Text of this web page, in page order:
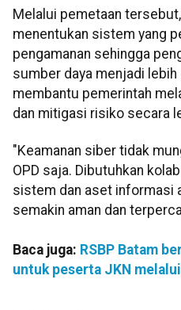
Melalui pemetaan
menentukan sistem yang
pengamanan sehingga
sumber daya menjadi
membantu pemerintah
dan mitigasi risiko secara
"Keamanan siber tidak
OPD saja. Dibutuhkan
sistem dan aset informasi
semakin aman dan
Baca juga: RSBP Batam
untuk peserta JKN melalui